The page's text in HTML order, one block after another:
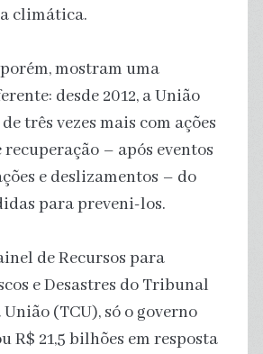
climática.
mostram uma
desde 2012, a União
três vezes mais com ações
recuperação – após eventos
e deslizamentos – do
para preveni-los.
de Recursos para
e Desastres do Tribunal
(TCU), só o governo
R$ 21,5 bilhões em resposta